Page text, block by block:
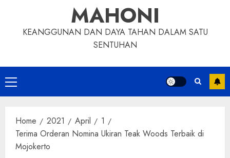
MAHONI
KEANGGUNAN DAN DAYA TAHAN DALAM SATU
SENTUHAN
Home 2021 April
1
Terima Orderan Nomina Ukiran Teak Woods Terbaik di
Mojokerto